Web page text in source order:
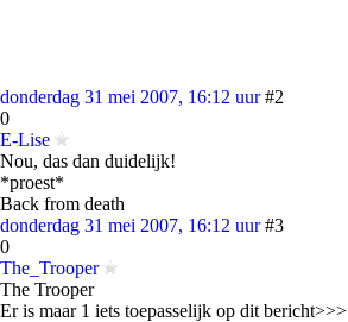
donderdag 31 mei 2007, 16:12 uur #2
0
E-Lise
Nou, das dan duidelijk!
*proest*
Back from death
donderdag 31 mei 2007, 16:12 uur #3
0
The_Trooper
The Trooper
Er is maar 1 iets toepasselijk op dit bericht>>>